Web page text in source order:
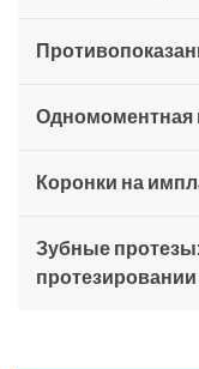
Одномоментная
Коронки на
Зубные